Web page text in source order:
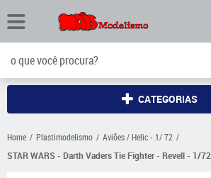
CATEGORIAS
Home Plastimodelismo
Aviões / Helic - 1/ 72
STAR WARS - Darth Vaders Tie Fighter - Revell - 1/72